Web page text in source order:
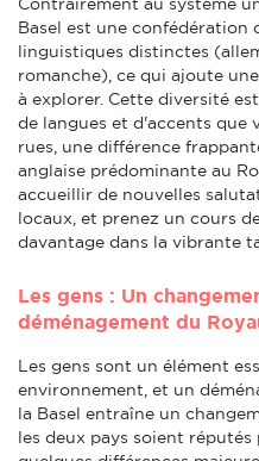
Basel est une confédération
linguistiques distinctes
romanche), ce qui ajoute
à explorer. Cette diversité
de langues et d'accents que
rues, une différence
anglaise prédominante au
accueillir de nouvelles
locaux, et prenez un cours
davantage dans la vibrante
Les gens : Un
déménagement du
Les gens sont un élément
environnement, et un
la Basel entraîne un
les deux pays soient